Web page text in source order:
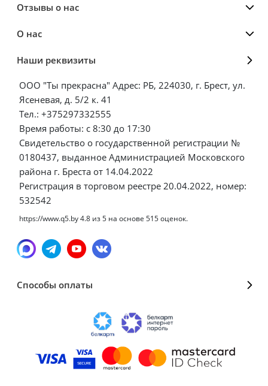
Отзывы о нас
О нас
Наши реквизиты
ООО "Ты прекрасна" Адрес: РБ, 224030, г. Брест, ул.
Ясеневая, д. 5/2 к. 41
Тел.: +375297332555
Время работы: с 8:30 до 17:30
Свидетельство о государственной регистрации №
0180437, выданное Администрацией Московского
района г. Бреста от 14.04.2022
Регистрация в торговом реестре 20.04.2022, номер:
532542
https://www.q5.by4.8 из5 на основе 515оценок.
Способы оплаты